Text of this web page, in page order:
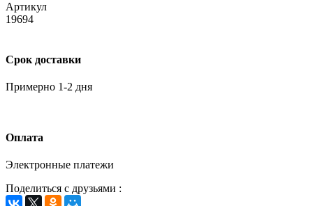
Артикул
19694
Срок доставки
Примерно 1-2 дня
Оплата
Электронные платежи
Поделиться с друзьями :